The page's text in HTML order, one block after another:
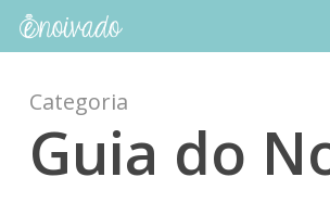
Skip
contentCategoria
Guia do